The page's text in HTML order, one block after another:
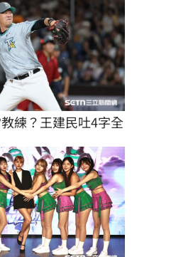
練？王建民吐4字全